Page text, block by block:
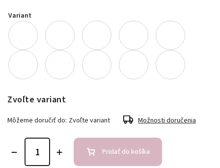
Variant
Zvoľte variant
Môžeme doručiť do: Zvoľte variant Možnosti doručenia
Pridať do košíka